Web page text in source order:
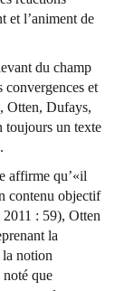
et l’animent de
du champ
convergences et
Otten, Dufays,
toujours un texte
affirme qu’«il
contenu objectif
: 59), Otten
la
notion
que